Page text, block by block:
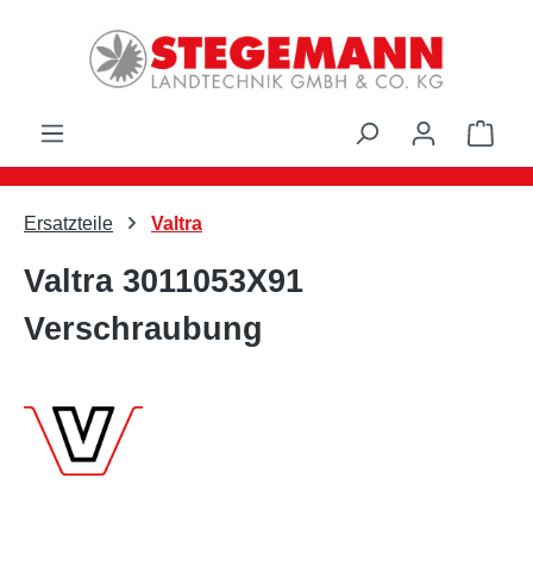
Zum Hauptinhalt springen
Ersatzteile Valtra
Valtra 3011053X91
Verschraubung